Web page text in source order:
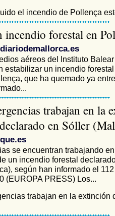
el incendio de Pollença
incendio forestal en
aéreos del Instituto
estabilizar un incendio
que ha quemado ya
trabajan en la
en Sóller
se encuentran trabajando
un incendio forestal
según han informado el
(EUROPA PRESS) Los...
trabajan en la extinción